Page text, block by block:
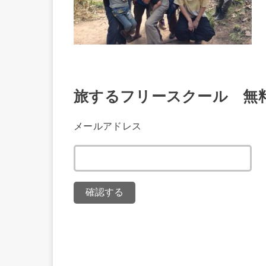
旅するフリースクール 無
メールアドレス